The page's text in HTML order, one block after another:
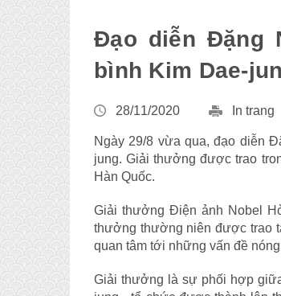
Đạo diễn Đặng
bình Kim Dae-
28/11/2020 In trang
Ngày 29/8 vừa qua, đạo diễn
jung. Giải thưởng được trao
Hàn Quốc.
Giải thưởng Điện ảnh Nobel
thưởng thường niên được trao
quan tâm tới những vấn đề
Giải thưởng là sự phối hợp